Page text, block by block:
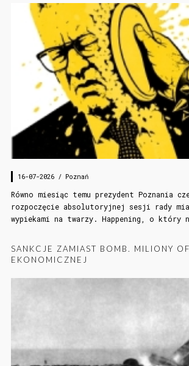
16-07-2026 / Poznań
Równo miesiąc temu prezydent Poznania
rozpoczęcie absolutoryjnej sesji rady
wypiekami na twarzy. Happening, o
SANKCJE ZAMIAST BOMB. MILIONY
EKONOMICZNEJ